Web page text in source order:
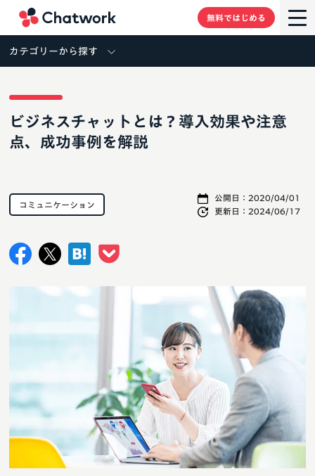
無料ではじめる
カテゴリーから探す
ビジネスチャットとは？導入効果や注意
点、成功事例を解説
公開日： 2020/04/01
更新日： 2024/06/17
コミュニケーション